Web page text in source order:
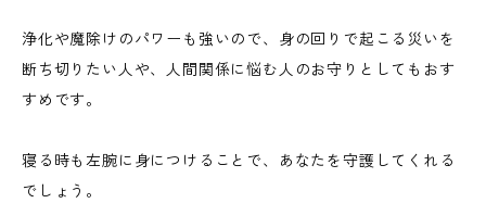
浄化や魔除けのパワーも強いので、身の回りで起こる災いを
断ち切りたい人や、人間関係に悩む人のお守りとしてもおす
すめです。
寝る時も左腕に身につけることで、あなたを守護してくれる
でしょう。